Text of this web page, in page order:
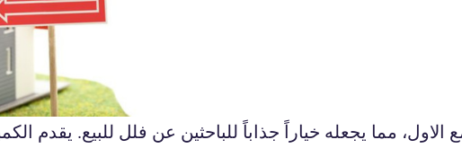
الاول، مما يجعله خياراً جذاباً للباحثين عن فلل للبيع. يقدم